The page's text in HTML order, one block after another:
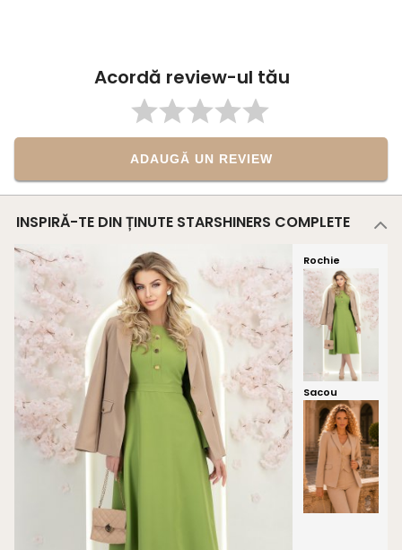
Acordă review-ul tău
ADAUGĂ UN REVIEW
INSPIRĂ-TE DIN ȚINUTE STARSHINERS COMPLETE
Rochie
Sacou